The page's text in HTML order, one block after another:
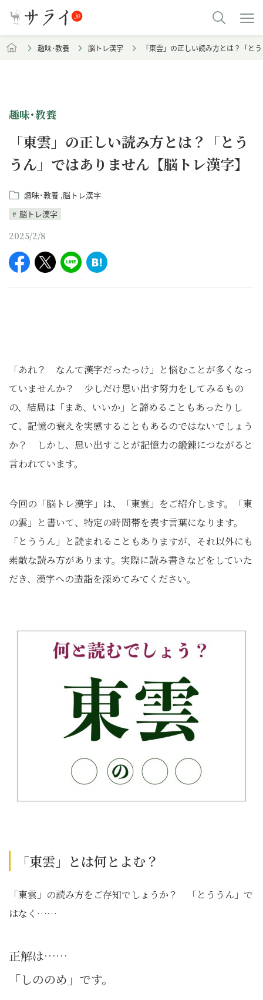
趣味･教養 脳トレ漢字 「東雲」の正しい読み方とは？「と
趣味･教養
「東雲」の正しい読み方とは？「とう
うん」ではありません【脳トレ漢字】
趣味･教養 脳トレ漢字
脳トレ漢字
2025/2/8
「あれ？ なんて漢字だったっけ」と悩むことが多くなっ
ていませんか？ 少しだけ思い出す努⼒をしてみるもの
の、結局は「まあ、いいか」と諦めることもあったりし
て、記憶の衰えを実感することもあるのではないでしょう
か？ しかし、思い出すことが記憶⼒の鍛錬につながると
⾔われています。
今回の「脳トレ漢字」は、「東雲」をご紹介します。「東
の雲」と書いて、特定の時間帯を表す言葉になります。
「とううん」と読まれることもありますが、それ以外にも
素敵な読み方があります。実際に読み書きなどをしていた
だき、漢字への造詣を深めてみてください。
「東雲」とは何とよむ？
「東雲」の読み方をご存知でしょうか？ 「とううん」で
はなく……
正解は……
「しののめ」です。